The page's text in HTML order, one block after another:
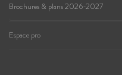
Brochures & plans 2026-2027
Espace pro